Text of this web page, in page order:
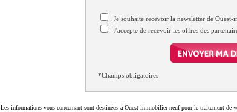
Je souhaite recevoir la newsletter de
J'accepte de recevoir les offres des
*Champs obligatoires
Les informations vous concernant sont destinées à Ouest-immobilier-neuf pour le traitement de